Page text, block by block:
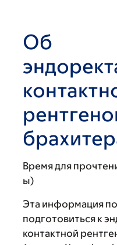
Об
Время для
ы)
Эта информация
подготовиться к
контактной